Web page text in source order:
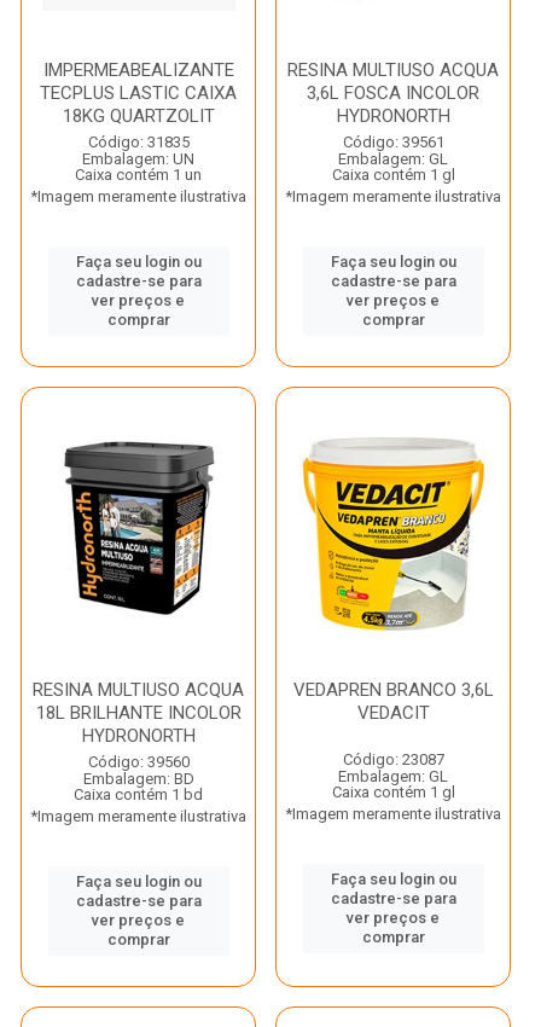
IMPERMEABEALIZANTE
TECPLUS LASTIC CAIXA
18KG QUARTZOLIT
Código: 31835
Embalagem: UN
Caixa contém 1 un
*Imagem meramente ilustrativa
Faça seu login ou
cadastre-se para
ver preços e
comprar
RESINA MULTIUSO ACQUA
3,6L FOSCA INCOLOR
HYDRONORTH
Código: 39561
Embalagem: GL
Caixa contém 1 gl
*Imagem meramente ilustrativa
Faça seu login ou
cadastre-se para
ver preços e
comprar
RESINA MULTIUSO ACQUA
18L BRILHANTE INCOLOR
HYDRONORTH
Código: 39560
Embalagem: BD
Caixa contém 1 bd
*Imagem meramente ilustrativa
Faça seu login ou
cadastre-se para
ver preços e
comprar
VEDAPREN BRANCO 3,6L
VEDACIT
Código: 23087
Embalagem: GL
Caixa contém 1 gl
*Imagem meramente ilustrativa
Faça seu login ou
cadastre-se para
ver preços e
comprar